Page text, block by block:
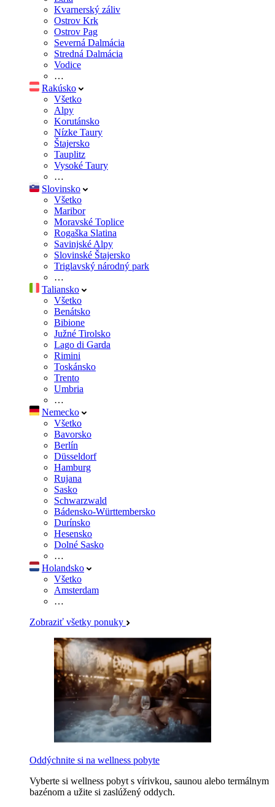
Kvarnerský záliv
Ostrov Krk
Ostrov Pag
Severná Dalmácia
Stredná Dalmácia
Vodice
…
Rakúsko
Všetko
Alpy
Korutánsko
Nízke Taury
Štajersko
Tauplitz
Vysoké Taury
…
Slovinsko
Všetko
Maribor
Moravské Toplice
Rogaška Slatina
Savinjské Alpy
Slovinské Štajersko
Triglavský národný park
…
Taliansko
Všetko
Benátsko
Bibione
Južné Tirolsko
Lago di Garda
Rimini
Toskánsko
Trento
Umbria
…
Nemecko
Všetko
Bavorsko
Berlín
Düsseldorf
Hamburg
Rujana
Sasko
Schwarzwald
Bádensko-Württembersko
Durínsko
Hesensko
Dolné Sasko
…
Holandsko
Všetko
Amsterdam
…
Zobraziť všetky ponuky
Oddýchnite si na wellness pobyte
Vyberte si wellness pobyt s vírivkou, saunou alebo termálnym
bazénom a užite si zaslúžený oddych.